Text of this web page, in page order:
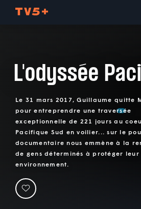
L'odyssée
Le 31 mars 2017, Guillaume quitte
pour entreprendre une traversée
exceptionnelle de 221 jours au
Pacifique Sud en voilier... sur le
documentaire nous emmène à la
de gens déterminés à protéger leur
environnement.